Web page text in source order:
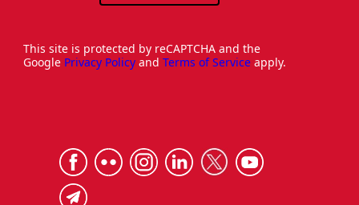
This site is protected by reCAPTCHA and the
Google Privacy Policy and Terms of Service apply.